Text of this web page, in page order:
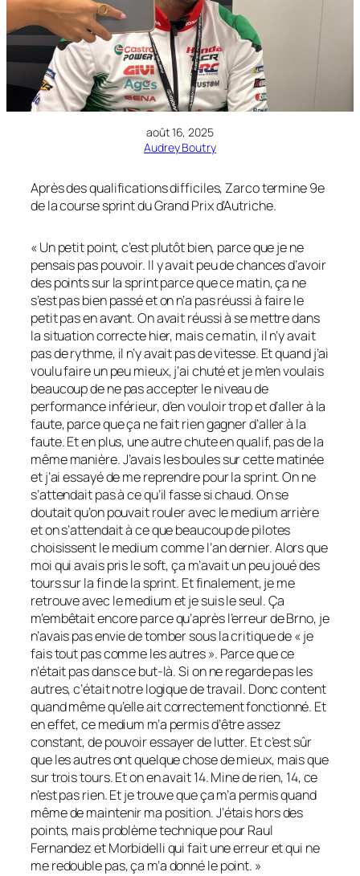
août 16, 2025
Audrey Boutry
Après des qualifications difficiles, Zarco termine 9e
de la course sprint du Grand Prix d’Autriche.
« Un petit point, c’est plutôt bien, parce que je ne
pensais pas pouvoir. Il y avait peu de chances d’avoir
des points sur la sprint parce que ce matin, ça ne
s’est pas bien passé et on n’a pas réussi à faire le
petit pas en avant. On avait réussi à se mettre dans
la situation correcte hier, mais ce matin, il n’y avait
pas de rythme, il n’y avait pas de vitesse. Et quand j’ai
voulu faire un peu mieux, j’ai chuté et je m’en voulais
beaucoup de ne pas accepter le niveau de
performance inférieur, d’en vouloir trop et d’aller à la
faute, parce que ça ne fait rien gagner d’aller à la
faute. Et en plus, une autre chute en qualif, pas de la
même manière. J’avais les boules sur cette matinée
et j’ai essayé de me reprendre pour la sprint. On ne
s’attendait pas à ce qu’il fasse si chaud. On se
doutait qu’on pouvait rouler avec le medium arrière
et on s’attendait à ce que beaucoup de pilotes
choisissent le medium comme l’an dernier. Alors que
moi qui avais pris le soft, ça m’avait un peu joué des
tours sur la fin de la sprint. Et finalement, je me
retrouve avec le medium et je suis le seul. Ça
m’embêtait encore parce qu’après l’erreur de Brno, je
n’avais pas envie de tomber sous la critique de « je
fais tout pas comme les autres ». Parce que ce
n’était pas dans ce but-là. Si on ne regarde pas les
autres, c’était notre logique de travail. Donc content
quand même qu’elle ait correctement fonctionné. Et
en effet, ce medium m’a permis d’être assez
constant, de pouvoir essayer de lutter. Et c’est sûr
que les autres ont quelque chose de mieux, mais que
sur trois tours. Et on en avait 14. Mine de rien, 14, ce
n’est pas rien. Et je trouve que ça m’a permis quand
même de maintenir ma position. J’étais hors des
points, mais problème technique pour Raul
Fernandez et Morbidelli qui fait une erreur et qui ne
me redouble pas, ça m’a donné le point. »